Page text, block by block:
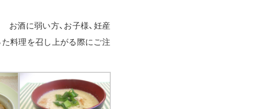
酒に弱い方、お子様、妊産
た料理を召し上がる際にご注